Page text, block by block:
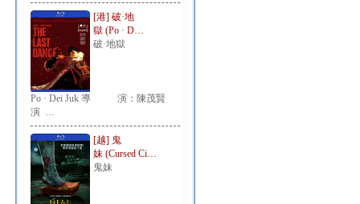
[港] 破·地
獄 (Po · D…
破·地獄
Po · Dei Juk 導 演：陳茂賢
演 …
[越] 鬼
妹 (Cursed Ci…
鬼妹